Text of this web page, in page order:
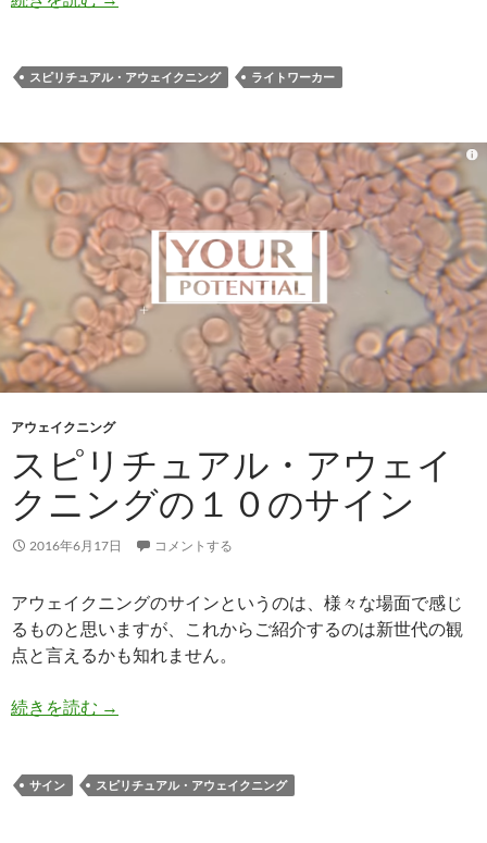
スピリチュアル・アウェイクニング ライトワーカー
アウェイクニング
スピリチュアル・アウェイ
クニングの１０のサイン
2016年6月17日 コメントする
アウェイクニングのサインというのは、様々な場面で感じ
るものと思いますが、これからご紹介するのは新世代の観
点と言えるかも知れません。
続きを読む スピリチュアル・アウェイクニングの１０のサイ
→
サイン スピリチュアル・アウェイクニング